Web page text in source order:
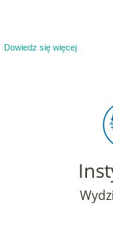
Dowiedz się więcej